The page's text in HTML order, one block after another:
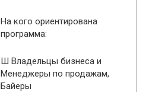
На кого ориентирована
программа:
Ш Владельцы бизнеса и
Менеджеры по продажам,
Байеры